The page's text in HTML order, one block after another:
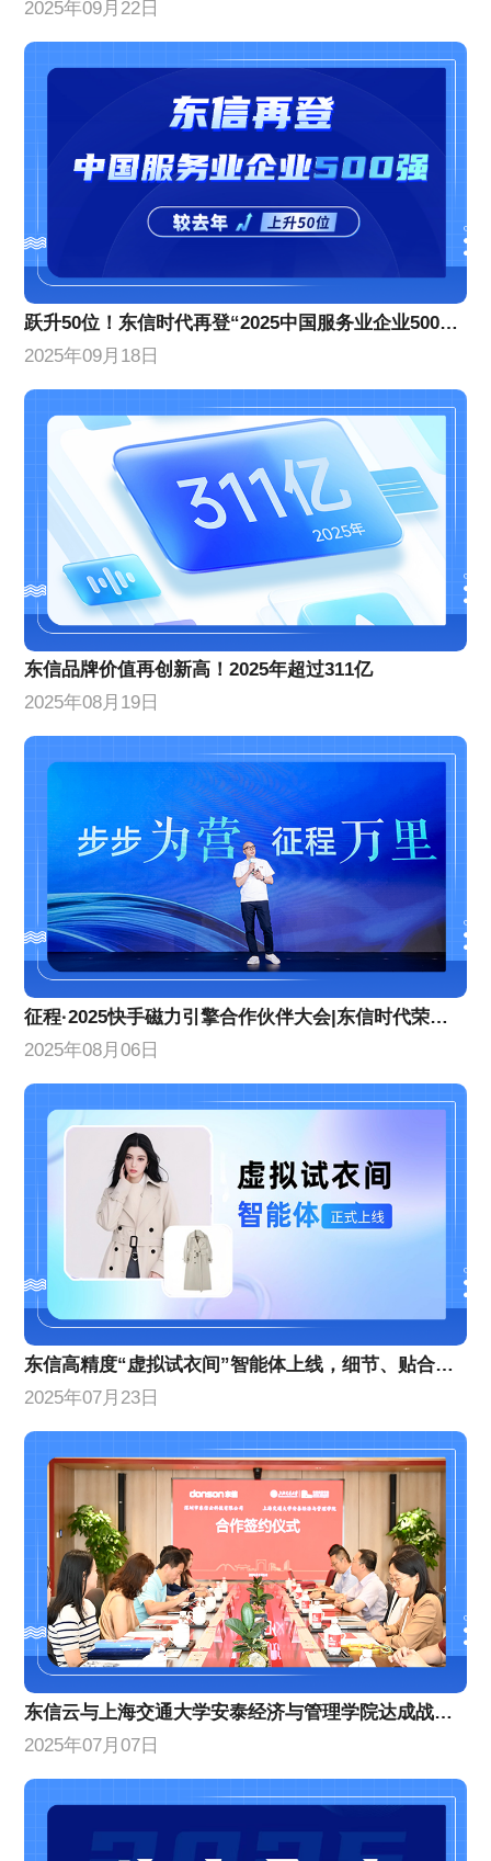
2025年09月22日
跃升50位！东信时代再登“2025中国服务业企业500强”榜单
2025年09月18日
东信品牌价值再创新高！2025年超过311亿
2025年08月19日
征程·2025快手磁力引擎合作伙伴大会|东信时代荣获两项年度荣誉
2025年08月06日
东信高精度“虚拟试衣间”智能体上线，细节、贴合度等AI换衣技术能力创新升级
2025年07月23日
东信云与上海交通大学安泰经济与管理学院达成战略合作
2025年07月07日